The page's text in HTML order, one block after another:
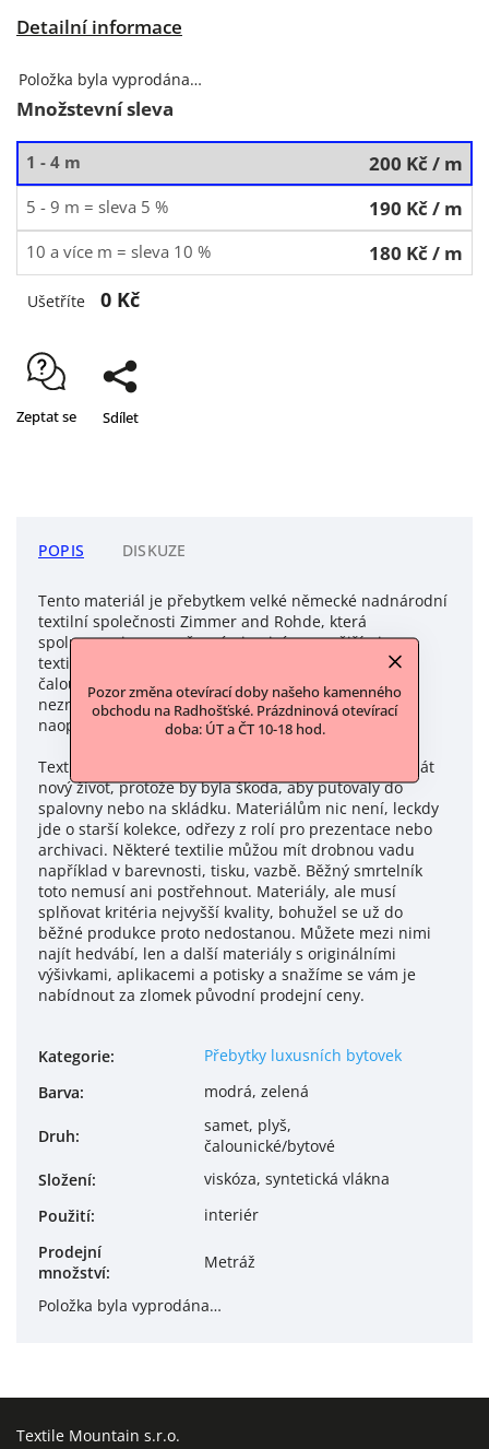
Pozor změna otevírací doby našeho kamenného
obchodu na Radhošťské. Prázdninová otevírací
doba: ÚT a ČT 10-18 hod.
Detailní informace
Položka byla vyprodána…
Množstevní sleva
1 - 4 m 200 Kč/ m
5 - 9 m = sleva 5 % 190 Kč/ m
10 a více m = sleva 10 % 180 Kč/ m
Ušetříte 0 Kč
Zeptat se Sdílet
POPIS DISKUZE
Tento materiál je přebytkem velké německé nadnárodní
textilní společnosti Zimmer and Rohde, která
spolupracuje se současnými nejvýznamnějšími
textilními návrháři. Jde o luxusní materiály pro
čalouníky, interiérové designéry a studia. To ale
neznamená, že nemohou být použity i pro oděv-
naopak.
Textile Mountain přebytky odkupuje a snaží se jim dát
nový život, protože by byla škoda, aby putovaly do
spalovny nebo na skládku. Materiálům nic není, leckdy
jde o starší kolekce, odřezy z rolí pro prezentace nebo
archivaci. Některé textilie můžou mít drobnou vadu
například v barevnosti, tisku, vazbě. Běžný smrtelník
toto nemusí ani postřehnout. Materiály, ale musí
splňovat kritéria nejvyšší kvality, bohužel se už do
běžné produkce proto nedostanou. Můžete mezi nimi
najít hedvábí, len a další materiály s originálními
výšivkami, aplikacemi a potisky a snažíme se vám je
nabídnout za zlomek původní prodejní ceny.
Kategorie:
Přebytky luxusních bytovek
Barva: modrá, zelená
Druh:
samet, plyš,
čalounické/bytové
Složení:
viskóza, syntetická vlákna
Použití:
interiér
Prodejní
množství:
Metráž
Položka byla vyprodána…
Textile Mountain s.r.o.